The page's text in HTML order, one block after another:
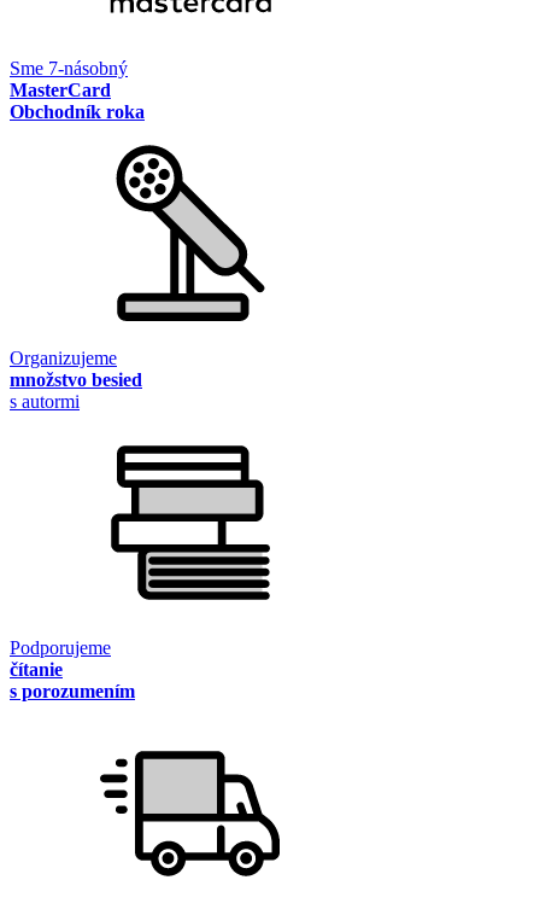
Sme 7-násobný
MasterCard
Obchodník roka
Organizujeme
množstvo besied
s autormi
Podporujeme
čítanie
s porozumením